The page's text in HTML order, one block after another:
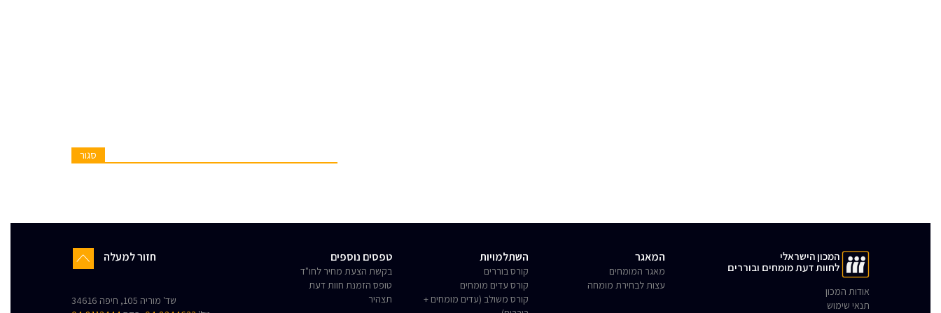
סגור
המכון הישראלי
לחוות דעת מומחים ובוררים
אודות המכון
תנאי שימוש
המאגר
מאגר המומחים
עצות לבחירת מומחה
השתלמויות
קורס בוררים
קורס עדים מומחים
קורס משולב (עדים מומחים +
טפסים נוספים
בקשת הצעת מחיר לחו"ד
טופס הזמנת חוות דעת
תצהיר
חזור למעלה
שד' מוריה 105, חיפה 34616